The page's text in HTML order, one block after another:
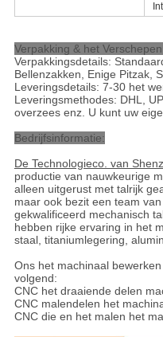
Verpakking & het
Verpakkingsdetails:
Bellenzakken, Enige Pitzak,
Leveringsdetails: 7-30 het
Leveringsmethodes: DHL,
overzees enz. U kunt uw
Bedrijfsinformatie:
De Technologieco. van
productie van nauwkeurige
alleen uitgerust met talrijk
maar ook bezit een team
gekwalificeerd mechanisch
hebben rijke ervaring in het
staal, titaniumlegering,
Ons het machinaal
volgend:
CNC het draaiende delen
CNC malendelen het
CNC die en het malen het